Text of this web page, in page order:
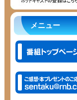
メニュー